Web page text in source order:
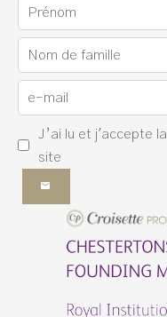
J’ai lu et j'accepte la
site